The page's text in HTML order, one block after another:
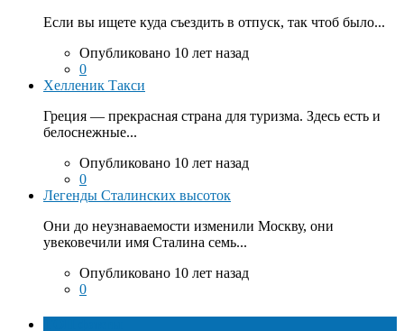
Если вы ищете куда съездить в отпуск, так чтоб было...
Опубликовано 10 лет назад
0
Хелленик Такси
Греция — прекрасная страна для туризма. Здесь есть и
белоснежные...
Опубликовано 10 лет назад
0
Легенды Сталинских высоток
Они до неузнаваемости изменили Москву, они
увековечили имя Сталина семь...
Опубликовано 10 лет назад
0